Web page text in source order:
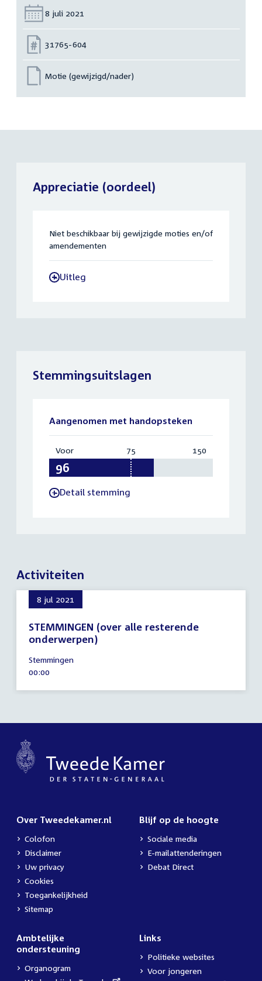
Datum:
8 juli 2021
Nummer:
31765-604
Motie (gewijzigd/nader)
Appreciatie (oordeel)
Niet beschikbaar bij gewijzigde moties en/of
amendementen
-Uitleg
Stemmingsuitslagen
Aangenomen met handopsteken
Voor:
75 150
-Detail stemming
Activiteiten
8 jul 2021
STEMMINGEN (over alle resterende
onderwerpen)
juli
2021
Stemmingen
Tijd
00:00
Over Tweedekamer.nl
Colofon
Disclaimer
Uw privacy
Cookies
Toegankelijkheid
Sitemap
Blijf op de hoogte
Sociale media
E-mailattenderingen
Debat Direct
Ambtelijke
ondersteuning
Organogram
Links
Politieke websites
Voor jongeren